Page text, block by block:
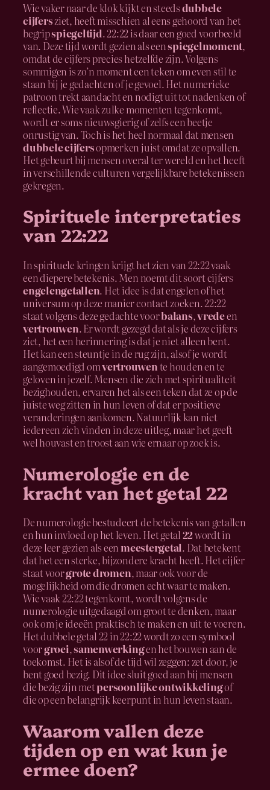
Wie vaker naar de klok kijkt en steedsdubbele
cijfersziet, heeft misschien al eens gehoord van het
begripspiegeltijd. 22:22 is daar een goed voorbeeld
van. Deze tijd wordt gezien als eenspiegelmoment,
omdat de cijfers precies hetzelfde zijn. Volgens
sommigen is zo’n moment een teken om even stil te
staan bij je gedachten of je gevoel. Het numerieke
patroon trekt aandacht en nodigt uit tot nadenken of
reflectie. Wie vaak zulke momenten tegenkomt,
wordt er soms nieuwsgierig of zelfs een beetje
onrustig van. Toch is het heel normaal dat mensen
dubbele cijfersopmerken juist omdat ze opvallen.
Het gebeurt bij mensen overal ter wereld en het heeft
in verschillende culturen vergelijkbare betekenissen
gekregen.
Spirituele interpretaties
van 22:22
In spirituele kringen krijgt het zien van 22:22 vaak
een diepere betekenis. Men noemt dit soort cijfers
engelengetallen. Het idee is dat engelen of het
universum op deze manier contact zoeken. 22:22
staat volgens deze gedachte voorbalans,vredeen
vertrouwen. Er wordt gezegd dat als je deze cijfers
ziet, het een herinnering is dat je niet alleen bent.
Het kan een steuntje in de rug zijn, alsof je wordt
aangemoedigd omvertrouwen te houden en te
geloven in jezelf. Mensen die zich met spiritualiteit
bezighouden, ervaren het als een teken dat ze op de
juiste weg zitten in hun leven of dat er positieve
veranderingen aankomen. Natuurlijk kan niet
iedereen zich vinden in deze uitleg, maar het geeft
wel houvast en troost aan wie ernaar op zoek is.
Numerologie en de
kracht van het getal 22
De numerologie bestudeert de betekenis van getallen
en hun invloed op het leven. Het getal22wordt in
deze leer gezien als een meestergetal. Dat betekent
dat het een sterke, bijzondere kracht heeft. Het cijfer
staat voorgrote dromen, maar ook voor de
mogelijkheid om die dromen echt waar te maken.
Wie vaak 22:22 tegenkomt, wordt volgens de
numerologie uitgedaagd om groot te denken, maar
ook om je ideeën praktisch te maken en uit te voeren.
Het dubbele getal 22 in 22:22 wordt zo een symbool
voorgroei,samenwerkingen het bouwen aan de
toekomst. Het is alsof de tijd wil zeggen: zet door, je
bent goed bezig. Dit idee sluit goed aan bij mensen
die bezig zijn metpersoonlijke ontwikkelingof
die op een belangrijk keerpunt in hun leven staan.
Waarom vallen deze
tijden op en wat kun je
ermee doen?